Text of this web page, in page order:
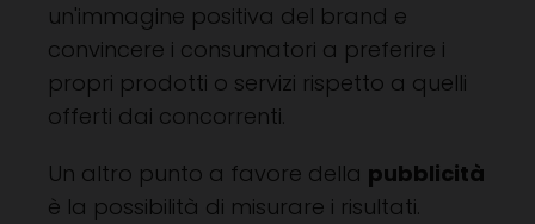
un'immagine positiva del brand e
convincere i consumatori a preferire i
propri prodotti o servizi rispetto a quelli
offerti dai concorrenti.
Un altro punto a favore della pubblicità
è la possibilità di misurare i risultati.